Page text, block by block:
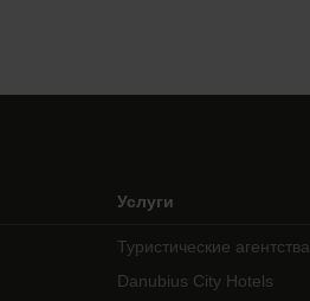
Услуги
Туристические агентства
Danubius City Hotels